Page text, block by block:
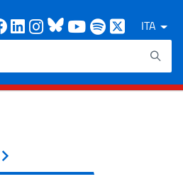
Facebook
Linkedin
Instagram
Bluesky
Youtube
Spotify
ITA
Cerca